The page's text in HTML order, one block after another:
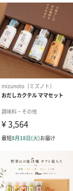
お控えください。